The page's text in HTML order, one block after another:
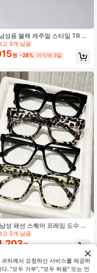
성용 블랙 캐주얼 스타일 TR 소
퀘어 오버사이즈 투명 안경, 사계
가능
고 3개 남음
원 -28% 마지막 3일
성 패션 스퀘어 프레임 도수 없
경, 고품질 텍스처의 미니멀리스
자인, 일상 통근, 사무실, 여행, 모
고 3개 남음
원
하께서 요청하신 서비스를 제공하
. "모두 거부", "모두 허용" 또는 언